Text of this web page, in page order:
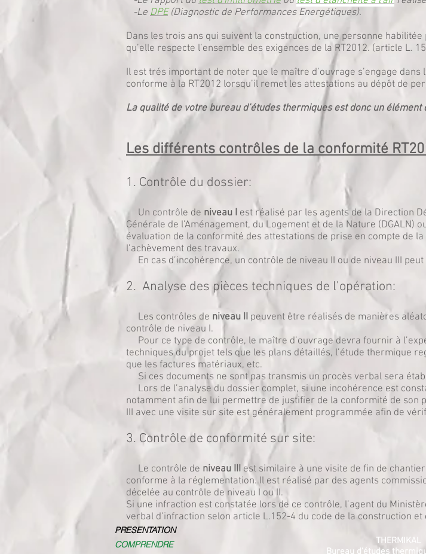
-Le DPE(Diagnostic de Performances Energétiques).
Dans les trois ans qui suivent la construction, une personne
qu’elle respecte l’ensemble des exigences de la RT2012. (article L.
Il est trés important de noter que le maître d’ouvrage s’engage
conforme à la RT2012 lorsqu’il remet les attestations au dépôt de
La qualité de votre bureau d’études thermiques est donc un
Les différents contrôles de la conformité
1. Contrôle du dossier:
Un contrôle de niveau I est réalisé par les agents de la Direction
Générale de l’Aménagement, du Logement et de la Nature (DGALN)
évaluation de la conformité des attestations de prise en compte de
l’achèvement des travaux.
En cas d’incohérence, un contrôle de niveau II ou de niveau III
2. Analyse des pièces techniques de l’opération:
Les contrôles de niveau II peuvent être réalisés de manières
contrôle de niveau I.
Pour ce type de contrôle, le maître d’ouvrage devra fournir à
techniques du projet tels que les plans détaillés, l’étude thermique
que les factures matériaux, etc.
Si ces documents ne sont pas transmis un procès verbal sera
Lors de l’analyse du dossier complet, si une incohérence est
notamment afin de lui permettre de justifier de la conformité de son
III avec une visite sur site est généralement programmée afin de
3. Contrôle de conformité sur site:
Le contrôle de niveau III est similaire à une visite de fin de
conforme à la réglementation. Il est réalisé par des agents
décelée au contrôle de niveau I ou II.
Si une infraction est constatée lors de ce contrôle, l’agent du
verbal d’infraction selon article L.152-4 du code de la construction et
PRESENTATION
COMPRENDRE
THERMIKAL
Bureau d'études